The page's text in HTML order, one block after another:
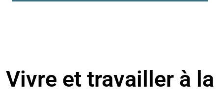
Vivre et travailler à la